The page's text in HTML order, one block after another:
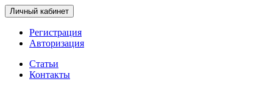
Личный кабинет
Регистрация
Авторизация
Статьи
Контакты